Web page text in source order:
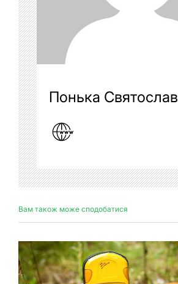
Понька Святослав
Вам також може сподобатися